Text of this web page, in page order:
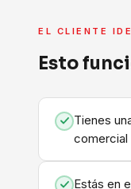
EL CLIENTE
Esto
Tienes
comercial
Estás en